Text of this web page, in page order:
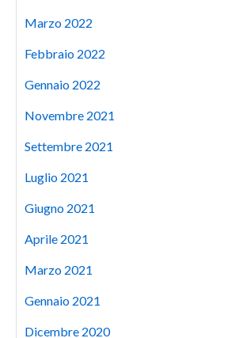
Marzo 2022
Febbraio 2022
Gennaio 2022
Novembre 2021
Settembre 2021
Luglio 2021
Giugno 2021
Aprile 2021
Marzo 2021
Gennaio 2021
Dicembre 2020